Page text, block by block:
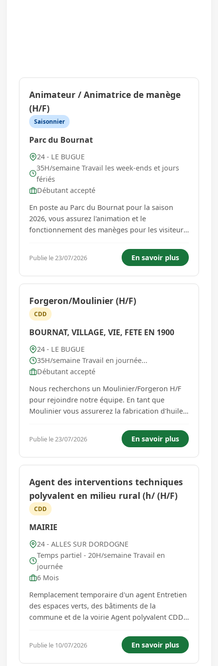
Animateur / Animatrice de manège
(H/F)
Saisonnier
Parc du Bournat
24 - LE BUGUE
35H/semaine Travail les week-ends et jours
fériés
Débutant accepté
En poste au Parc du Bournat pour la saison
2026, vous assurez l'animation et le
fonctionnement des manèges pour les visiteurs.
règles de sécurité aux utilisateurs et être très
attentif(ve) au bon déroulement des attractions.
Une formation inter...
Publie le 23/07/2026 En savoir plus
Forgeron/Moulinier (H/F)
CDD
BOURNAT, VILLAGE, VIE, FETE EN 1900
24 - LE BUGUE
35H/semaine Travail en journée...
Débutant accepté
Nous recherchons un Moulinier/Forgeron H/F
pour rejoindre notre équipe. En tant que
Moulinier vous assurerez la fabrication d'huile
vente, ainsi que les démonstrations,
explications auprès des visiteurs.
Responsabilités :- Préparation de l'hui...
Publie le 23/07/2026 En savoir plus
Agent des interventions techniques
polyvalent en milieu rural (h/ (H/F)
CDD
MAIRIE
24 - ALLES SUR DORDOGNE
Temps partiel - 20H/semaine Travail en
journée
6 Mois
Remplacement temporaire d'un agent Entretien
des espaces verts, des bâtiments de la
commune et de la voirie Agent polyvalent CDD
Publie le 10/07/2026 En savoir plus